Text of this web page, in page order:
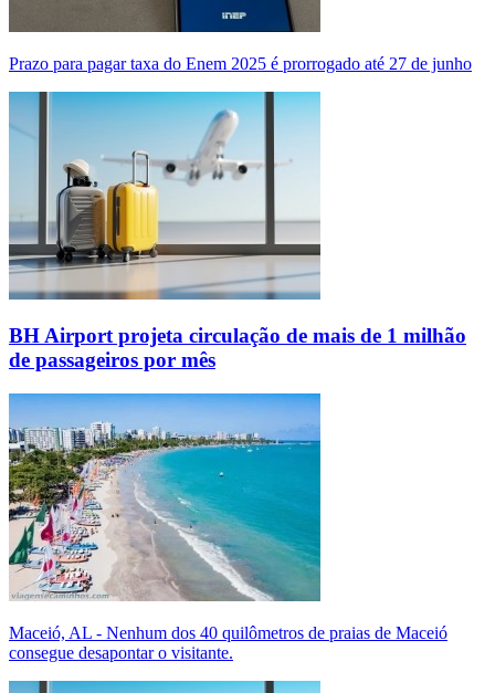
Prazo para pagar taxa do Enem 2025 é prorrogado até 27 de junho
BH Airport projeta circulação de mais de 1 milhão
de passageiros por mês
Maceió, AL - Nenhum dos 40 quilômetros de praias de Maceió
consegue desapontar o visitante.